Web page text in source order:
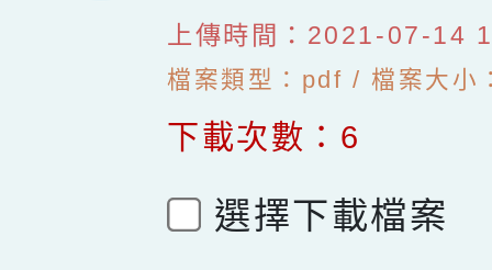
上傳時間：2021-07-14
檔案類型：pdf / 檔案大小
下載次數：6
選擇下載檔案